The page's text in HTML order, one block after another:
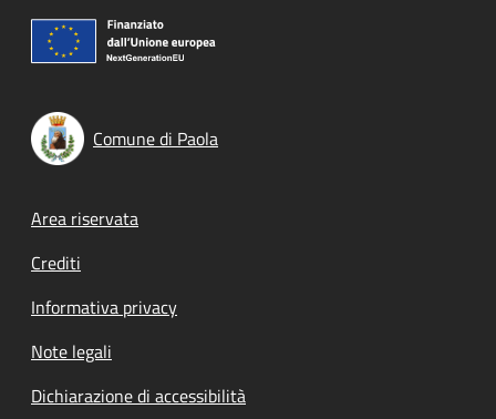
Comune di Paola
Footer menu
Area riservata
Crediti
Informativa privacy
Note legali
Dichiarazione di accessibilità